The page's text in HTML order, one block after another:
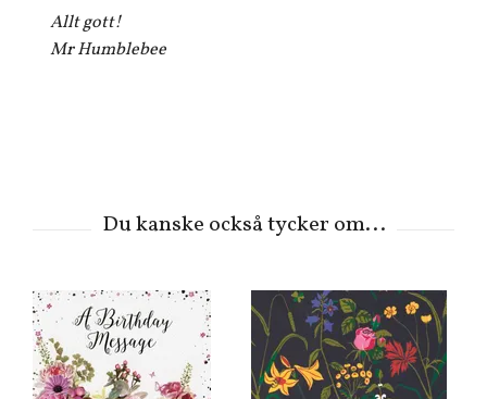
Allt gott!
Mr Humblebee